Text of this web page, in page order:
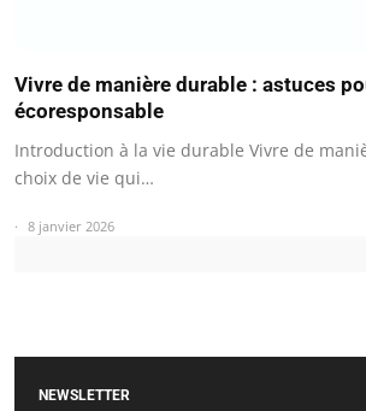
Vivre de manière durable : astuces
écoresponsable
Introduction à la vie durable Vivre de
choix de vie qui…
8 janvier 2026
NEWSLETTER